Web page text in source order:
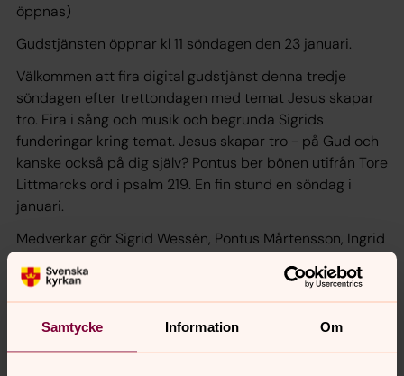
Samtycke Information Om
öppnas)
Gudstjänsten öppnar kl 11 söndagen den 23 januari.
Välkommen att fira digital gudstjänst denna tredje
söndagen efter trettondagen med temat Jesus skapar
tro. Fira i sång och musik och begrunda Sigrids
funderingar kring temat. Jesus skapar tro - på Gud och
kanske också på dig själv? Pontus ber bönen utifrån Tore
Littmarcks ord i psalm 219. En fin stund en söndag i
januari.
Medverkar gör Sigrid Wessén, Pontus Mårtensson, Ingrid
Synpunkter eller frågor på sidans